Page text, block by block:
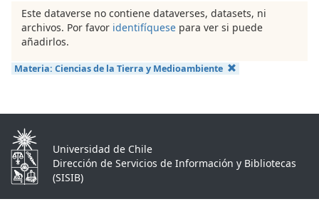
Este dataverse no contiene dataverses, datasets, ni
archivos. Por favor identifíquese para ver si puede
añadirlos.
Materia: Ciencias de la Tierra y Medioambiente
Universidad de Chile
Dirección de Servicios de Información y Bibliotecas
(SISIB)